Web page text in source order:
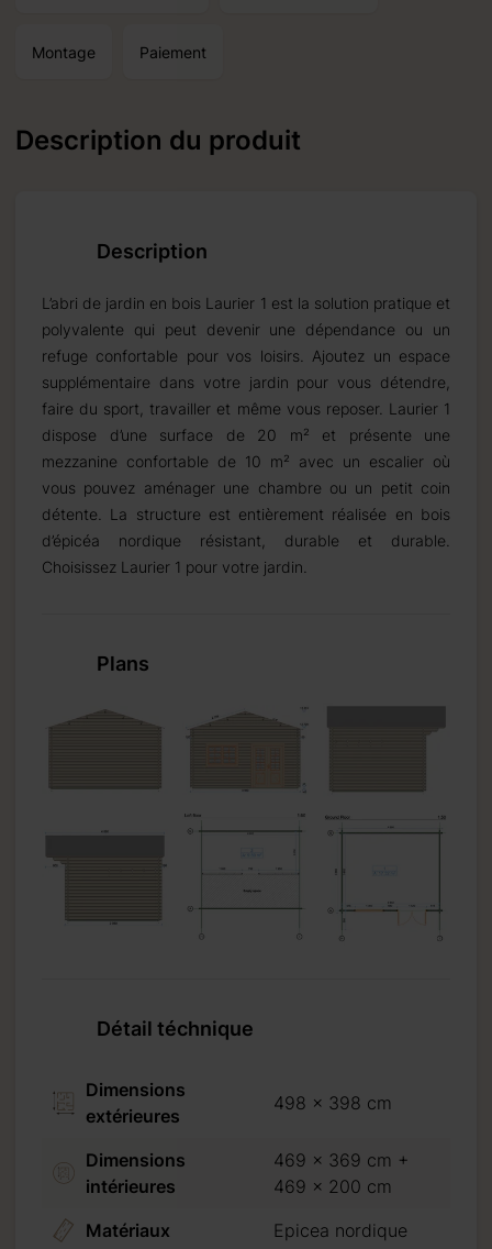
Montage Paiement
Description du produit
Description
L’abri de jardin en bois Laurier 1 est la solution pratique et
polyvalente qui peut devenir une dépendance ou un
refuge confortable pour vos loisirs. Ajoutez un espace
supplémentaire dans votre jardin pour vous détendre,
faire du sport, travailler et même vous reposer. Laurier 1
dispose d’une surface de 20 m² et présente une
mezzanine confortable de 10 m² avec un escalier où
vous pouvez aménager une chambre ou un petit coin
détente. La structure est entièrement réalisée en bois
d’épicéa nordique résistant, durable et durable.
Choisissez Laurier 1 pour votre jardin.
Plans
Détail téchnique
Dimensions
extérieures
498 x 398 cm
Dimensions
intérieures
469 x 369 cm +
469 x 200 cm
Matériaux
Epicea nordique